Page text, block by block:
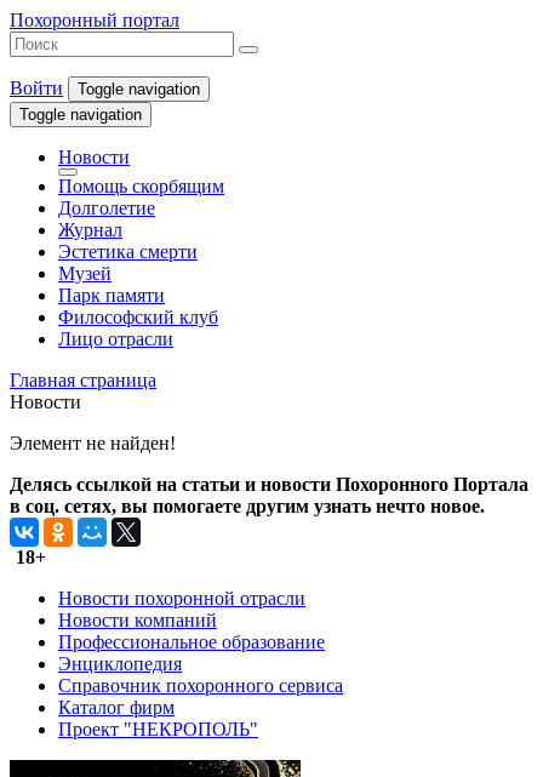
Похоронный портал
Войти
Toggle navigation
Toggle navigation
Новости
Помощь скорбящим
Долголетие
Журнал
Эстетика смерти
Музей
Парк памяти
Философский клуб
Лицо отрасли
Главная страница
Новости
Элемент не найден!
Делясь ссылкой на статьи и новости Похоронного Портала
в соц. сетях, вы помогаете другим узнать нечто новое.
18+
Новости похоронной отрасли
Новости компаний
Профессиональное образование
Энциклопедия
Справочник похоронного сервиса
Каталог фирм
Проект "НЕКРОПОЛЬ"